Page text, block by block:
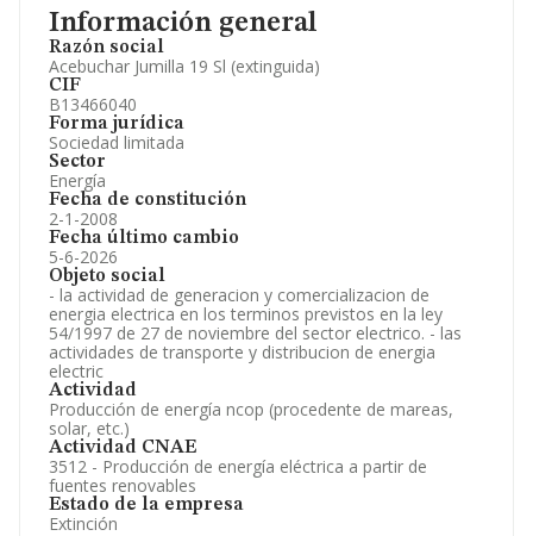
Información general
Razón social
Acebuchar Jumilla 19 Sl (extinguida)
CIF
B13466040
Forma jurídica
Sociedad limitada
Sector
Energía
Fecha de constitución
2-1-2008
Fecha último cambio
5-6-2026
Objeto social
- la actividad de generacion y comercializacion de
energia electrica en los terminos previstos en la ley
54/1997 de 27 de noviembre del sector electrico. - las
actividades de transporte y distribucion de energia
electric
Actividad
Producción de energía ncop (procedente de mareas,
solar, etc.)
Actividad CNAE
3512 - Producción de energía eléctrica a partir de
fuentes renovables
Estado de la empresa
Extinción
Información oficial y registral complementaria.